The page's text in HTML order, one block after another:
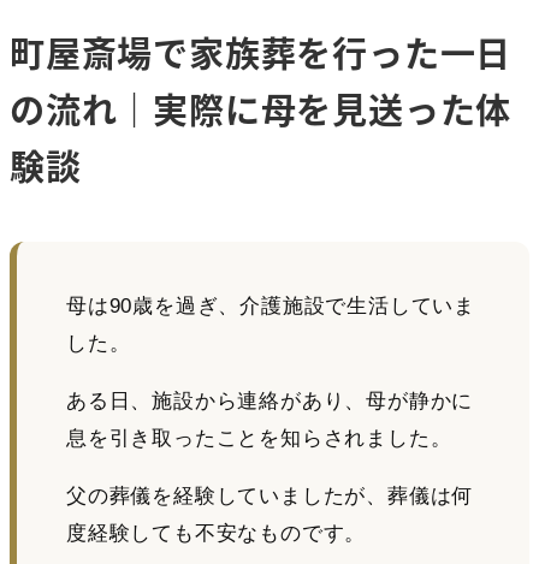
町屋斎場で家族葬を行った一日
の流れ｜実際に母を見送った体
験談
母は90歳を過ぎ、介護施設で生活していま
した。
ある日、施設から連絡があり、母が静かに
息を引き取ったことを知らされました。
父の葬儀を経験していましたが、葬儀は何
度経験しても不安なものです。